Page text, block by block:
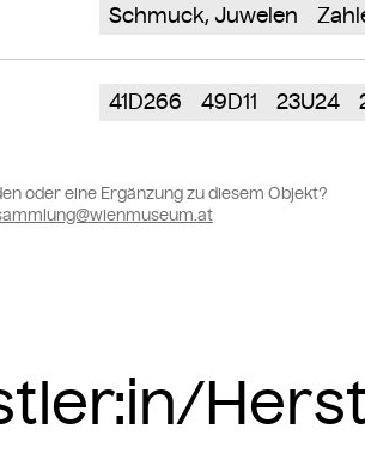
Schmuck, Juwelen
41D266 49D11 23U24
oder eine Ergänzung zu diesem Objekt?